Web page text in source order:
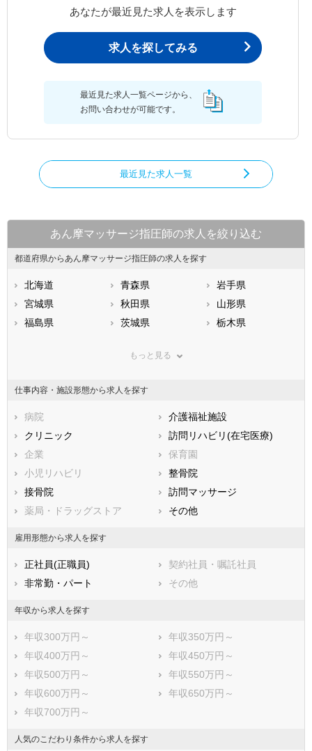
あなたが最近見た求人を表示します
求人を探してみる
最近見た求人一覧ページから、
お問い合わせが可能です。
最近見た求人一覧
あん摩マッサージ指圧師の求人を絞り込む
都道府県からあん摩マッサージ指圧師の求人を探す
北海道 青森県
岩手県
宮城県
秋田県
山形県
福島県
茨城県
栃木県
神奈川県
石川県
福井県
静岡県
三重県
滋賀県
大阪府
兵庫県
鳥取県
広島県
徳島県
香川県
愛媛県
鹿児島県
もっと見る
仕事内容・施設形態から求人を探す
病院
介護福祉施設
クリニック
訪問リハビリ(在宅医療)
企業
保育園
小児リハビリ
整骨院
接骨院
訪問マッサージ
薬局・ドラッグストア
その他
雇用形態から求人を探す
正社員(正職員)
契約社員・嘱託社員
非常勤・パート
その他
年収から求人を探す
年収300万円～
年収350万円～
年収400万円～
年収450万円～
年収500万円～
年収550万円～
年収600万円～
年収650万円～
年収700万円～
人気のこだわり条件から求人を探す